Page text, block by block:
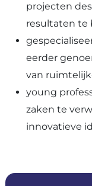
projecten
resultaten te
eerder
van
young
zaken te
innovatieve